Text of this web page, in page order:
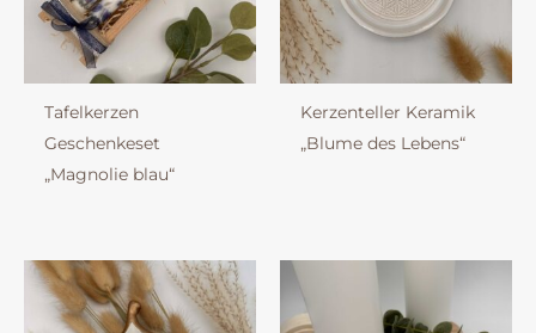
Tafelkerzen
Geschenkeset
„Magnolie blau“
Kerzenteller Keramik
„Blume des Lebens“